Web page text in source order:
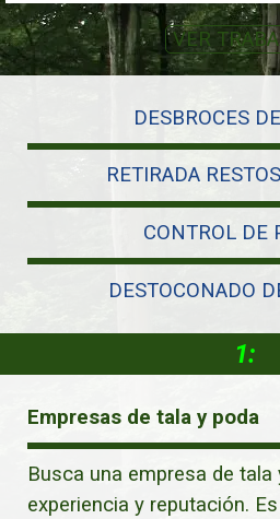
VER
DESBROCES
RETIRADA
CONTROL DE
DESTOCONADO
1:
Empresas de tala y poda
Busca una empresa de tala
experiencia y reputación.